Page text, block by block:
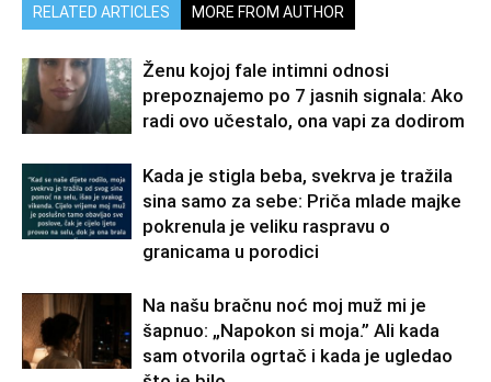
RELATED ARTICLES MORE FROM AUTHOR
Ženu kojoj fale intimni odnosi
prepoznajemo po 7 jasnih signala: Ako
radi ovo učestalo, ona vapi za dodirom
Kada je stigla beba, svekrva je tražila
sina samo za sebe: Priča mlade majke
pokrenula je veliku raspravu o
granicama u porodici
Na našu bračnu noć moj muž mi je
šapnuo: „Napokon si moja.” Ali kada
sam otvorila ogrtač i kada je ugledao